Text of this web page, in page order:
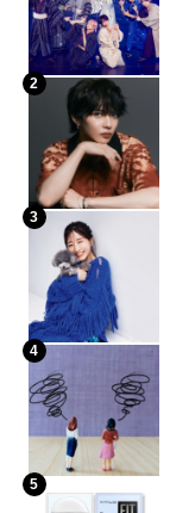
2
3
4
5